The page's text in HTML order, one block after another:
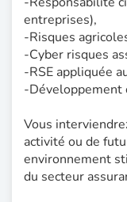
entreprises),
-Risques
-Cyber risques
-RSE appliquée
-Développement
Vous
activité ou de
environnement
du secteur